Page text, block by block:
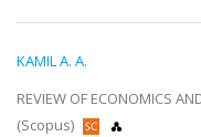
KAMIL A. A.
REVIEW OF ECONOMICS
(Scopus)